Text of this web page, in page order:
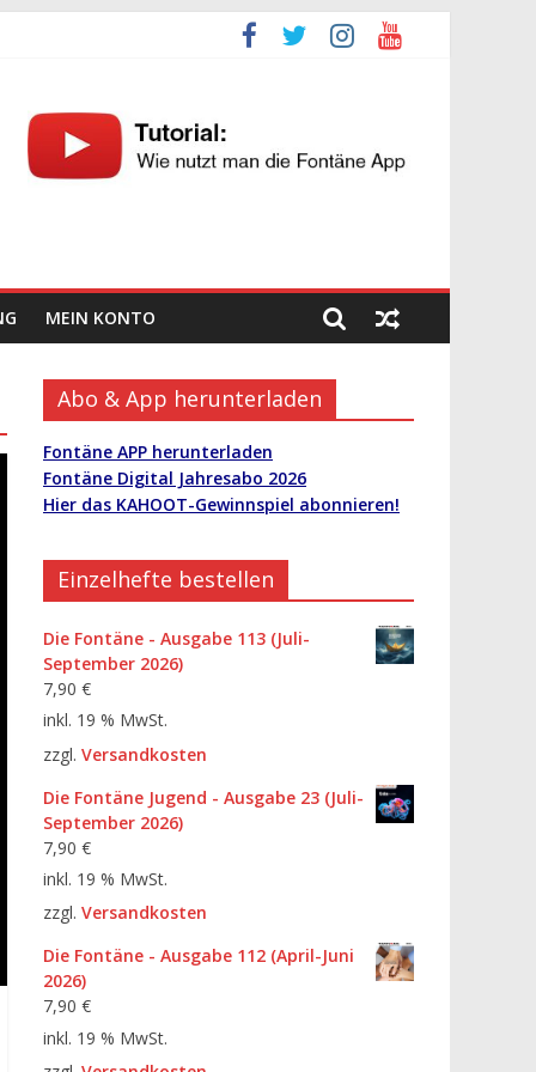
MEIN KONTO
Abo & App herunterladen
Fontäne APP herunterladen
Fontäne Digital Jahresabo 2026
Hier das KAHOOT-Gewinnspiel abonnieren!
Einzelhefte bestellen
Die Fontäne - Ausgabe 113 (Juli-
September 2026)
7,90 €
inkl. 19 % MwSt.
zzgl. Versandkosten
Die Fontäne Jugend - Ausgabe 23 (Juli-
September 2026)
7,90 €
inkl. 19 % MwSt.
zzgl. Versandkosten
Die Fontäne - Ausgabe 112 (April-Juni
2026)
7,90 €
inkl. 19 % MwSt.